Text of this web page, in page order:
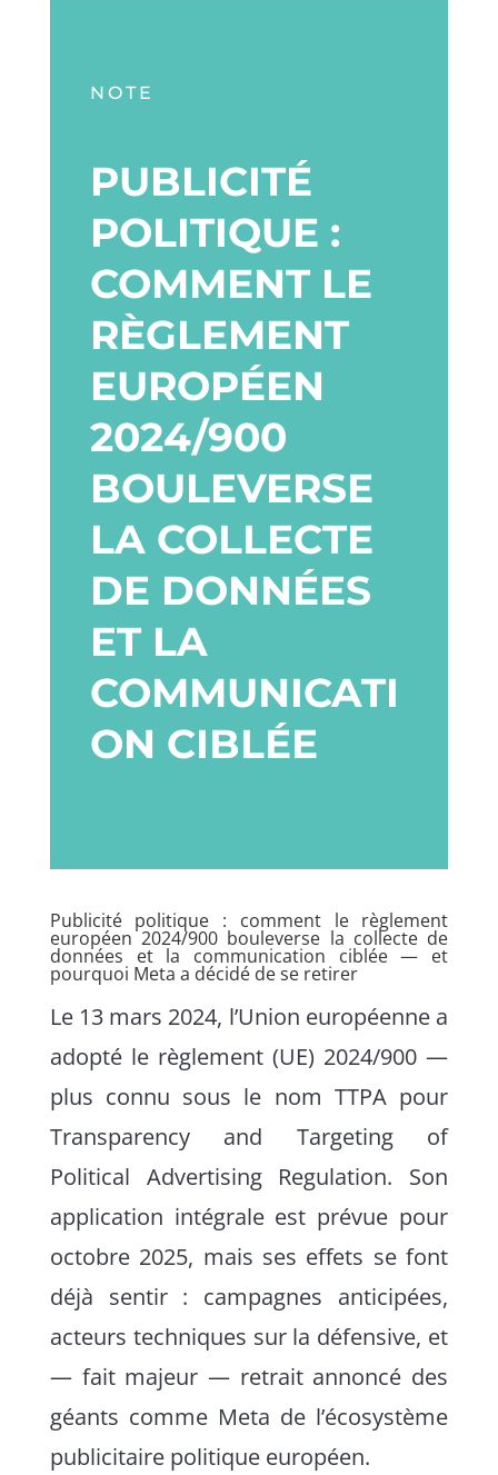
NOTE
PUBLICITÉ
POLITIQUE :
COMMENT LE
RÈGLEMENT
EUROPÉEN
2024/900
BOULEVERSE
LA COLLECTE
DE DONNÉES
ET LA
COMMUNICATI
ON CIBLÉE
Publicité politique : comment le règlement
européen 2024/900 bouleverse la collecte de
données et la communication ciblée — et
pourquoi Meta a décidé de se retirer
Le 13 mars 2024, l’Union européenne a
adopté le règlement (UE) 2024/900 —
plus connu sous le nom TTPA pour
Transparency and Targeting of
Political Advertising Regulation. Son
application intégrale est prévue pour
octobre 2025, mais ses effets se font
déjà sentir : campagnes anticipées,
acteurs techniques sur la défensive, et
— fait majeur — retrait annoncé des
géants comme Meta de l’écosystème
publicitaire politique européen.